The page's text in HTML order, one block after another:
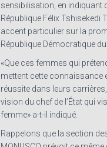
sensibilisation, en indiquant
République Félix Tshisekedi
accent particulier sur la
République Démocratique
«Que ces femmes qui
mettent cette connaissance
réussite dans leurs
vision du chef de l’État qui
femme» a-t-il indiqué.
Rappelons que la section